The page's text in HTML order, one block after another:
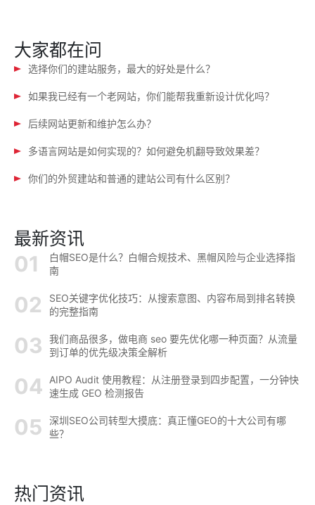
大家都在问
选择你们的建站服务，最大的好处是什么？
如果我已经有一个老网站，你们能帮我重新设计优化吗？
后续网站更新和维护怎么办？
多语言网站是如何实现的？如何避免机翻导致效果差？
你们的外贸建站和普通的建站公司有什么区别？
最新资讯
白帽SEO是什么？白帽合规技术、黑帽风险与企业选择指
南
SEO关键字优化技巧：从搜索意图、内容布局到排名转换
的完整指南
我们商品很多，做电商 seo 要先优化哪一种页面？从流量
到订单的优先级决策全解析
AIPO Audit 使用教程：从注册登录到四步配置，一分钟快
速生成 GEO 检测报告
深圳SEO公司转型大摸底：真正懂GEO的十大公司有哪
些？
热门资讯